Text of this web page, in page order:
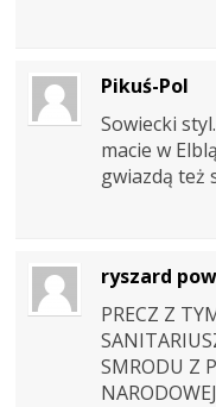
Pikuś-Pol
Sowiecki
macie w
gwiazdą też
ryszard
PRECZ Z
SMRODU Z